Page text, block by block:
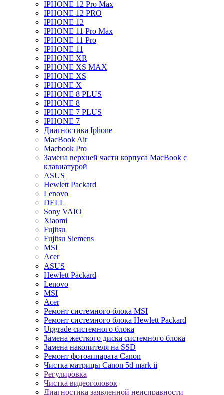
IPHONE 12 Pro Max
IPHONE 12 PRO
IPHONE 12
IPHONE 11 Pro Max
IPHONE 11 Pro
IPHONE 11
IPHONE XR
IPHONE XS MAX
IPHONE XS
IPHONE X
IPHONE 8 PLUS
IPHONE 8
IPHONE 7 PLUS
IPHONE 7
Диагностика Iphone
MacBook Air
Macbook Pro
Замена верхней части корпуса MacBook с
клавиатурой
ASUS
Hewlett Packard
Lenovo
DELL
Sony VAIO
Xiaomi
Fujitsu
Fujitsu Siemens
MSI
Acer
ASUS
Hewlett Packard
Lenovo
MSI
Acer
Ремонт системного блока MSI
Ремонт системного блока Hewlett Packard
Upgrade системного блока
Замена жесткого диска системного блока
Замена накопителя на SSD
Ремонт фотоаппарата Canon
Чистка матрицы Canon 5d mark ii
Регулировка
Чистка видеоголовок
Диагностика заявленной неисправности